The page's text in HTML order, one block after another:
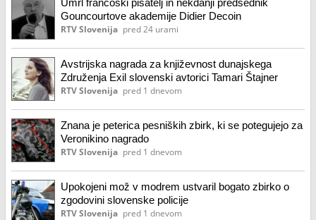
Umrl francoski pisatelj in nekdanji predsednik
Gouncourtove akademije Didier Decoin
RTV Slovenija pred 24 urami
Avstrijska nagrada za književnost dunajskega
Združenja Exil slovenski avtorici Tamari Štajner
RTV Slovenija pred 1 dnevom
Znana je peterica pesniških zbirk, ki se potegujejo za
Veronikino nagrado
RTV Slovenija pred 1 dnevom
Upokojeni mož v modrem ustvaril bogato zbirko o
zgodovini slovenske policije
RTV Slovenija pred 1 dnevom